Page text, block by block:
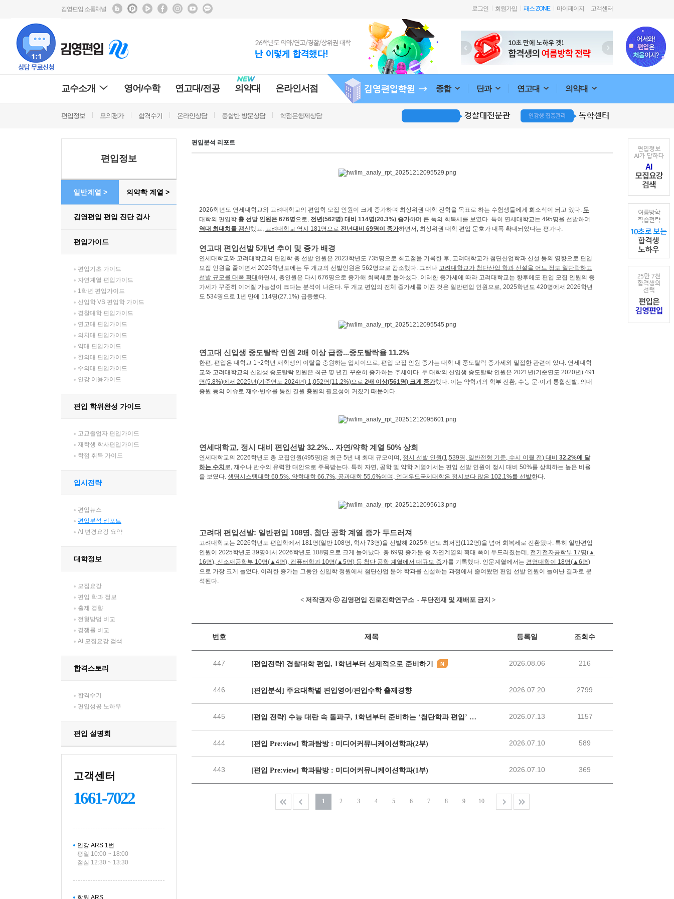
김영편입 소통채널 로그인 회원가입 패스 ZONE 마이페이지 고객센터
교수소개 영어/수학 연고대/전공 의약대 온라인서점 종합 단과 연고대 의약대
편입정보 모의평가 합격수기 온라인상담 종합반 방문상담 학점은행제상담
편입정보
일반계열 > 의약학 계열 >
김영편입 편입 진단 검사
편입가이드
편입기초 가이드
자연계열 편입가이드
1학년 편입가이드
신입학 VS 편입학 가이드
경찰대학 편입가이드
연고대 편입가이드
의치대 편입가이드
약대 편입가이드
한의대 편입가이드
수의대 편입가이드
인강 이용가이드
편입 학위완성 가이드
고교졸업자 편입가이드
재학생 학사편입가이드
학점 취득 가이드
입시전략
편입뉴스
편입분석 리포트
AI 변경요강 요약
대학정보
모집요강
편입 학과 정보
출제 경향
전형방법 비교
경쟁률 비교
AI 모집요강 검색
합격스토리
합격수기
편입성공 노하우
편입 설명회
고객센터
1661-7022
인강 ARS 1번
평일 10:00 ~ 18:00
점심 12:30 ~ 13:30
학원 ARS
편입분석 리포트
2026학년도 연세대학교와 고려대학교의 편입학 모집 인원이 크게 증가하며 최상위권 대학 진학을 목표로 하는 수험생들에게 희소식이 되고 있다. 두
대학의 편입학 총 선발 인원은 676명으로, 전년(562명) 대비 114명(20.3%) 증가하며 큰 폭의 회복세를 보였다. 특히 연세대학교는 495명을 선발하며
역대 최대치를 갱신했고, 고려대학교 역시 181명으로 전년대비 69명이 증가하면서 , 최상위권 대학 편입 문호가 대폭 확대되었다는 평가다.
연고대 편입선발5개년 추이 및 증가 배경
연세대학교와 고려대학교의 편입학 총 선발 인원은 2023학년도 735명으로 최고점을 기록한 후, 고려대학교가 첨단산업학과 신설 등의 영향으로 편입
모집 인원을 줄이면서 2025학년도에는 두 개교의 선발인원은 562명으로 감소했다. 그러나 고려대학교가 첨단산업 학과 신설을 어느 정도 일단락하고
선발 규모를 대폭 확대하면서 , 총인원은 다시 676명으로 증가해 회복세로 돌아섰다. 이러한 증가세에 따라 고려대학교는 향후에도 편입 모집 인원의 증
가세가 꾸준히 이어질 가능성이 크다는 분석이 나온다. 두 개교 편입의 전체 증가세를 이끈 것은 일반편입 인원으로, 2025학년도 420명에서 2026학년
도 534명으로 1년 만에 114명(27.1%) 급증했다.
연고대 신입생 중도탈락 인원 2배 이상 급증...중도탈락율 11.2%
한편 , 편입은 대학교 1~2학년 재학생의 이탈을 충원하는 입시이므로, 편입 모집 인원 증가는 대학 내 중도탈락 증가세와 밀접한 관련이 있다. 연세대학
교와 고려대학교의 신입생 중도탈락 인원은 최근 몇 년간 꾸준히 증가하는 추세이다. 두 대학의 신입생 중도탈락 인원은 2021년(기준연도 2020년) 491
명(5.8%)에서 2025년(기준연도 2024년) 1,052명(11.2%)으로 2배 이상(561명) 크게 증가했다. 이는 약학과의 학부 전환, 수능 문·이과 통합선발, 의대
증원 등의 이슈로 재수·반수를 통한 결원 충원의 필요성이 커졌기 때문이다.
연세대학교, 정시 대비 편입선발32.2%... 자연/약학 계열 50% 상회
연세대학교의 2026학년도 총 모집인원(495명)은 최근 5년 내 최대 규모이며 , 정시 선발 인원(1,539명, 일반전형 기준, 수시 이월 전) 대비 32.2%에 달
하는 수치 로, 재수나 반수의 유력한 대안으로 주목받는다. 특히 자연 , 공학 및 약학 계열에서는 편입 선발 인원이 정시 대비 50%를 상회하는 높은 비율
을 보였다. 생명시스템대학 60.5%, 약학대학 66.7%, 공과대학 55.6%이며 , 언더우드국제대학은 정시보다 많은 102.1%를 선발한다.
고려대 편입선발: 일반편입 108명, 첨단 공학 계열 증가 두드러져
고려대학교는 2026학년도 편입학에서 181명(일반 108명, 학사 73명)을 선발해 2025학년도 최저점(112명)을 넘어 회복세로 전환됐다. 특히 일반편입
인원이 2025학년도 39명에서 2026학년도 108명으로 크게 늘어났다. 총 69명 증가분 중 자연계열의 확대 폭이 두드러졌는데 , 전기전자공학부 17명(▲
16명), 신소재공학부 10명(▲4명), 컴퓨터학과 10명(▲5명) 등 첨단 공학 계열에서 대규모 증가를 기록했다. 인문계열에서는 경영대학이 18명(▲6명)
으로 가장 크게 늘었다. 이러한 증가는 그동안 신입학 정원에서 첨단산업 분야 학과를 신설하는 과정에서 줄여왔던 편입 선발 인원이 늘어난 결과로 분
석된다.
< 저작권자 ⓒ 김영편입 진로진학연구소 - 무단전재 및 재배포 금지 >
번호 제목 등록일 조회수
447 [편입전략] 경찰대학 편입, 1학년부터 선제적으로 준비하기 N 2026.08.06 216
446 [편입분석] 주요대학별 편입영어/편입수학 출제경향 2026.07.20 2799
445 [편입 전략] 수능 대란 속 돌파구, 1학년부터 준비하는 ‘첨단학과 편입’ 전략 2026.07.13 1157
444 [편입 Pre:view] 학과탐방 : 미디어커뮤니케이션학과(2부) 2026.07.10 589
443 [편입 Pre:view] 학과탐방 : 미디어커뮤니케이션학과(1부) 2026.07.10 369
1 2 3 4 5 6 7 8 9 10